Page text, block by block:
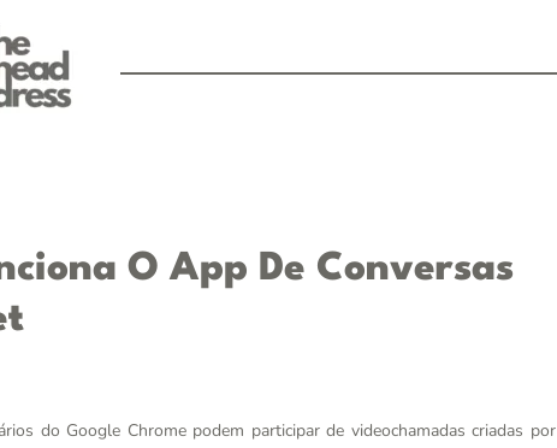
O App De Conversas
do Google Chrome podem participar de videochamadas criadas por